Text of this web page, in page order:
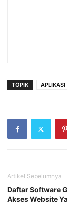
TOPIK APLIKASI
Artikel Sebelumnya
Daftar Software
Akses Website